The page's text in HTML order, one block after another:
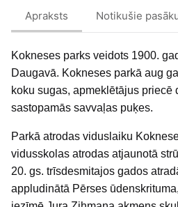
Apraksts Notikušie
Kokneses parks veidots 1900.
Daugavā. Kokneses parkā aug
koku sugas, apmeklētājus priecē
sastopamās savvaļas puķes.
Parkā atrodas viduslaiku
vidusskolas atrodas atjaunotā
20. gs. trīsdesmitajos gados
appludinātā Pērses